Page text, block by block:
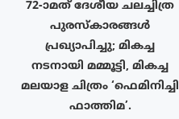
72-ാമത് ദേശീയ ചലച്ചിത്ര
പുരസ്‌കാരങ്ങള്‍
പ്രഖ്യാപിച്ചു; മികച്ച
നടനായി മമ്മൂട്ടി, മികച്ച
മലയാള ചിത്രം ‘ഫെമിനിച്ചി
ഫാത്തിമ’.